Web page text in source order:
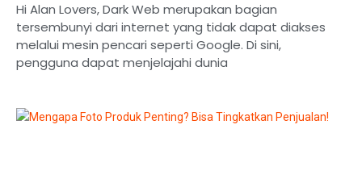
Hi Alan Lovers, Dark Web merupakan bagian
tersembunyi dari internet yang tidak dapat diakses
melalui mesin pencari seperti Google. Di sini,
pengguna dapat menjelajahi dunia